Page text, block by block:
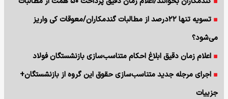
تسویه تنها ۲۲درصد از مطالبات گندمکاران/معوقات کی واریز
می‌شود؟
اعلام زمان دقیق ابلاغ احکام متناسب‌سازی بازنشستگان فولاد
اجرای مرجله جدید متناسب‌سازی حقوق این گروه از بازنشستگان+
جزییات